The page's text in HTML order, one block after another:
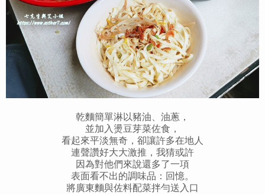
乾麵簡單淋以豬油、油蔥，
並加入燙豆芽菜佐食，
看起來平淡無奇，卻讓許多在地人
連聲讚好大大激推，我猜或許
因為對他們來說還多了一項
表面看不出的調味品：回憶。
將廣東麵與佐料配菜拌勻送入口